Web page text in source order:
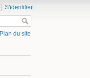
S'identifier
Plan du site